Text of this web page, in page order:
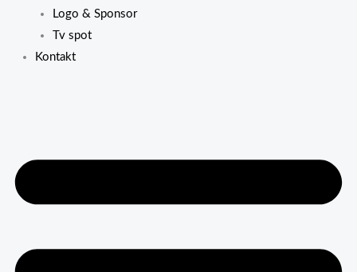
Logo & Sponsor
Tv spot
Kontakt